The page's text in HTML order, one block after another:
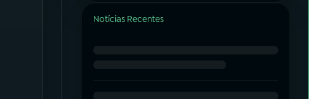
Notícias Recentes